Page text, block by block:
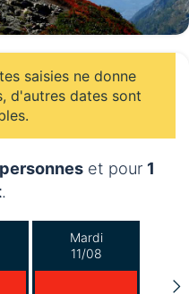
saisies ne donne
d'autres dates sont
et pour 1
.
Mardi
11/08